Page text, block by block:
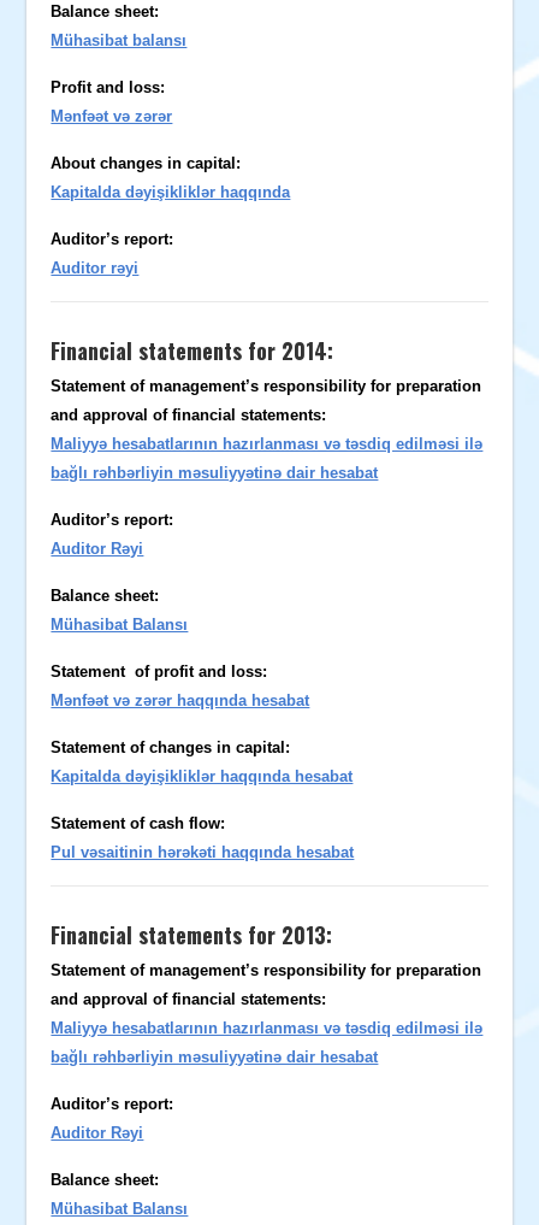
Balance sheet:
Mühasibat balansı
Profit and loss:
Mənfəət və zərər
About changes in capital:
Kapitalda dəyişikliklər haqqında
Auditor’s report:
Auditor rəyi
Financial statements for 2014:
Statement of management’s responsibility for preparation
and approval of financial statements:
Maliyyə hesabatlarının hazırlanması və təsdiq edilməsi ilə
bağlı rəhbərliyin məsuliyyətinə dair hesabat
Auditor’s report:
Auditor Rəyi
Balance sheet:
Mühasibat Balansı
Statement of profit and loss:
Mənfəət və zərər haqqında hesabat
Statement of changes in capital:
Kapitalda dəyişikliklər haqqında hesabat
Statement of cash flow:
Pul vəsaitinin hərəkəti haqqında hesabat
Financial statements for 2013:
Statement of management’s responsibility for preparation
and approval of financial statements:
Maliyyə hesabatlarının hazırlanması və təsdiq edilməsi ilə
bağlı rəhbərliyin məsuliyyətinə dair hesabat
Auditor’s report:
Auditor Rəyi
Balance sheet:
Mühasibat Balansı